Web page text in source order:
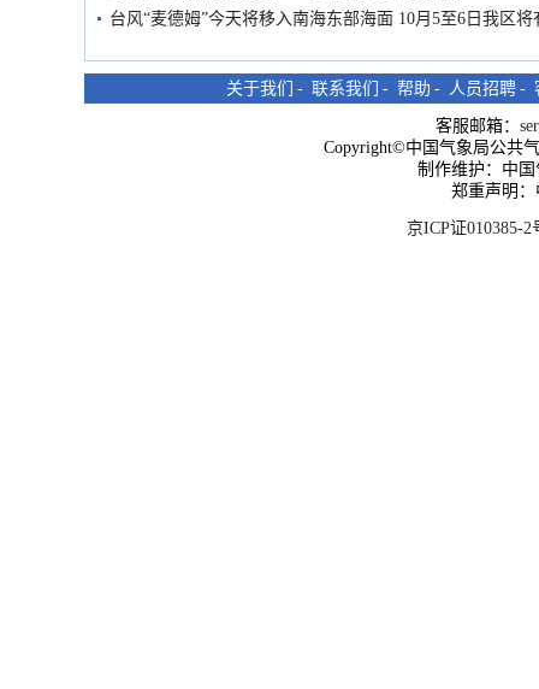
台风“麦德姆”今天将移入南海东部海面 10月5至6日我区
关于我们 - 联系我们 - 帮助 - 人员招聘 -
客服邮箱：
Copyright©中国气象局公共
制作维护：中
郑重声明
京ICP证010385-2